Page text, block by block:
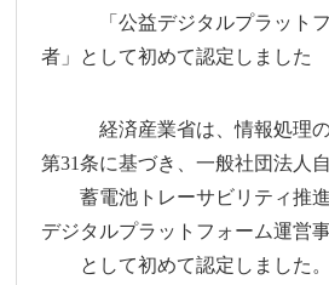
「公益デジタルプラットフ
者」として初めて認定しました
経済産業省は、情報処理の
第31条に基づき、一般社団法人
蓄電池トレーサビリティ推進
デジタルプラットフォーム運営事
として初めて認定しました。